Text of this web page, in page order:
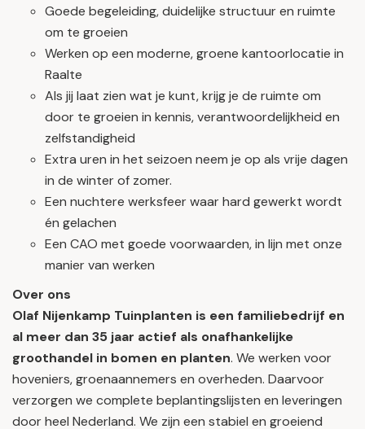
Goede begeleiding, duidelijke structuur en ruimte
om te groeien
Werken op een moderne, groene kantoorlocatie in
Raalte
Als jij laat zien wat je kunt, krijg je de ruimte om
door te groeien in kennis, verantwoordelijkheid en
zelfstandigheid
Extra uren in het seizoen neem je op als vrije dagen
in de winter of zomer.
Een nuchtere werksfeer waar hard gewerkt wordt
én gelachen
Een CAO met goede voorwaarden, in lijn met onze
manier van werken
Over ons
Olaf Nijenkamp Tuinplanten is een familiebedrijf en
al meer dan 35 jaar actief als onafhankelijke
groothandel in bomen en planten. We werken voor
hoveniers, groenaannemers en overheden. Daarvoor
verzorgen we complete beplantingslijsten en leveringen
door heel Nederland. We zijn een stabiel en groeiend